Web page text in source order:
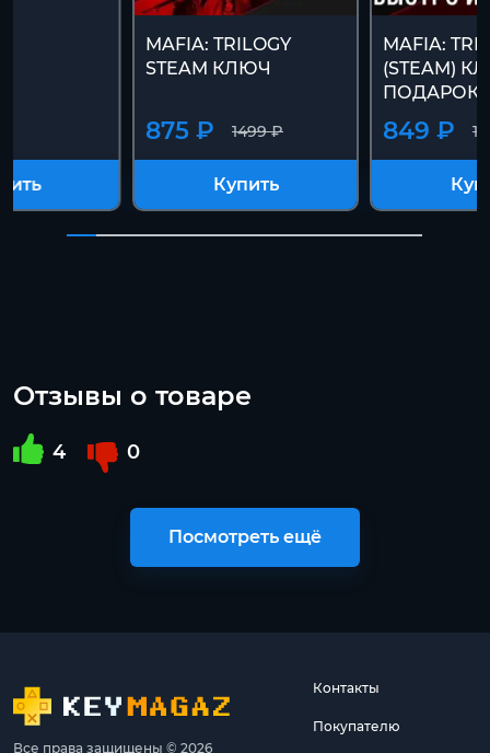
MAFIA: TRILOGY
STEAM КЛЮЧ
1499 ₽
875 ₽
Купить
MAFIA:
(STEAM)
ПОДАРОК
849 ₽
Отзывы о товаре
4 0
Посмотреть ещё
Все права защищены © 2026
Контакты
Покупателю